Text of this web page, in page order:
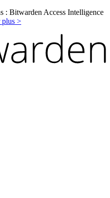
: Bitwarden Access Intelligence
plus >